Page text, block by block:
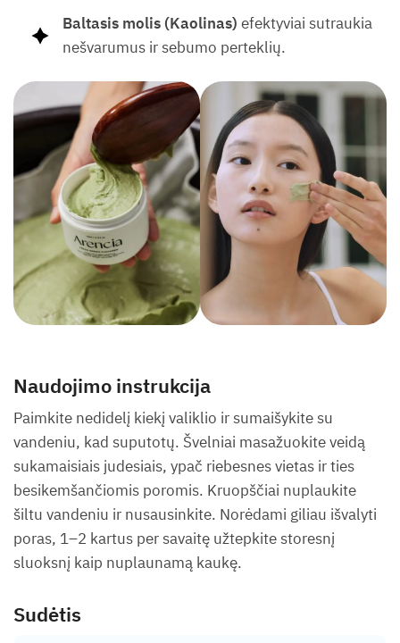
Baltasis molis (Kaolinas) efektyviai sutraukia
nešvarumus ir sebumo perteklių.
Naudojimo instrukcija
Paimkite nedidelį kiekį valiklio ir sumaišykite su
vandeniu, kad suputotų. Švelniai masažuokite veidą
sukamaisiais judesiais, ypač riebesnes vietas ir ties
besikemšančiomis poromis. Kruopščiai nuplaukite
šiltu vandeniu ir nusausinkite. Norėdami giliau išvalyti
poras, 1–2 kartus per savaitę užtepkite storesnį
sluoksnį kaip nuplaunamą kaukę.
Sudėtis